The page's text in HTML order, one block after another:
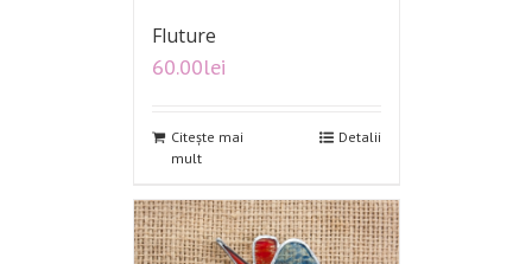
Fluture
60.00lei
Citește mai
mult
Detalii